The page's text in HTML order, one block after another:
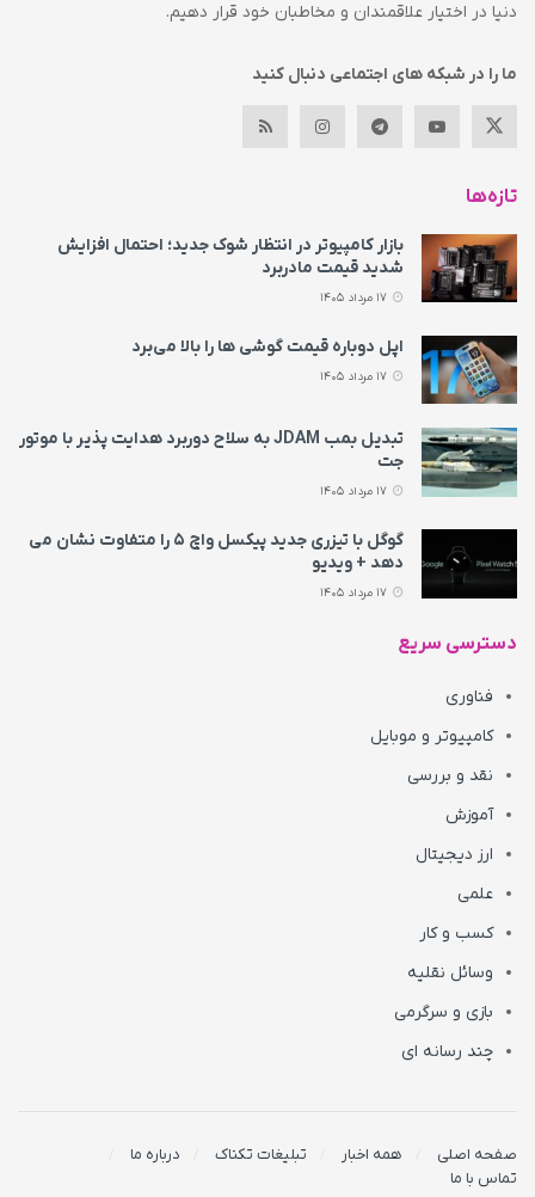
دنیا در اختیار علاقمندان و مخاطبان خود قرار دهیم.
ما را در شبکه های اجتماعی دنبال کنید
تازه‌ها
بازار کامپیوتر در انتظار شوک جدید؛ احتمال افزایش
شدید قیمت مادربرد
اپل دوباره قیمت‌ گوشی ها را بالا می‌برد
تبدیل بمب JDAM به سلاح دوربرد هدایت پذیر با موتور
جت
گوگل با تیزری جدید پیکسل واچ ۵ را متفاوت نشان می‌
دهد + ویدیو
دسترسی سریع
فناوری
کامپیوتر و موبایل
نقد و بررسی
آموزش
ارز دیجیتال
علمی
کسب و کار
وسائل نقلیه
بازی و سرگرمی
چند رسانه ای
صفحه اصلی همه اخبار تبلیغات تکناک
درباره ما
تماس با ما